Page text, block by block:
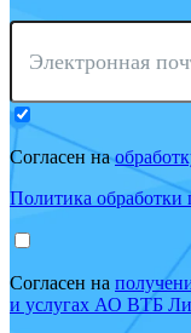
Электронная
Согласен на
Политика
Согласен на
и услугах АО ВТБ